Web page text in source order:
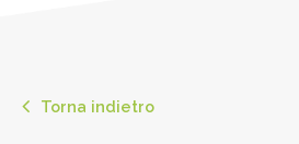
Torna indietro